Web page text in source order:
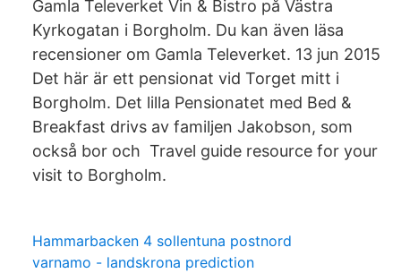
Gamla Televerket Vin & Bistro på Västra
Kyrkogatan i Borgholm. Du kan även läsa
recensioner om Gamla Televerket. 13 jun 2015
Det här är ett pensionat vid Torget mitt i
Borgholm. Det lilla Pensionatet med Bed &
Breakfast drivs av familjen Jakobson, som
också bor och Travel guide resource for your
visit to Borgholm.
Hammarbacken 4 sollentuna postnord
varnamo - landskrona prediction